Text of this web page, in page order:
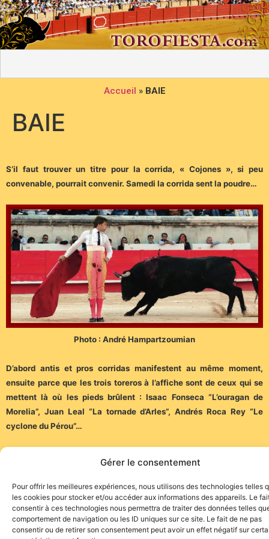
Gérer le consentement
Pour offrir les meilleures expériences, nous utilisons des technologies telles
les cookies pour stocker et/ou accéder aux informations des appareils. Le
consentir à ces technologies nous permettra de traiter des données telles
comportement de navigation ou les ID uniques sur ce site. Le fait de ne pas
consentir ou de retirer son consentement peut avoir un effet négatif sur
Accueil » BAIE
BAIE
S’il faut trouver un titre pour la corrida, « Cojones », si peu
convenable, pourrait convenir. Samedi la corrida sent la poudre…
Photo : André Hampartzoumian
D’abord antis et pros corridas manifestent au même moment,
ensuite parce que les trois toreros à l’affiche sont de ceux qui se
mettent là où les pieds brûlent : Isaac Fonseca “L’ouragan de
Morelia”, Juan Leal “La tornade d’Arles”, Andrés Roca Rey “Le
cyclone du Pérou”…
http://editions.atelierbaie.fr/10-la-page-taurine-de-
jacques-durand.html